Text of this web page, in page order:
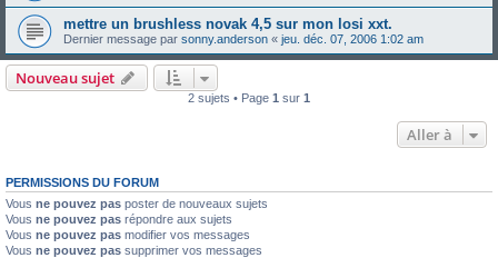
mettre un brushless novak 4,5 sur mon losi xxt.
Dernier message par sonny.anderson « jeu. déc. 07, 2006 1:02 am
Nouveau sujet
2 sujets • Page 1 sur 1
Aller à
PERMISSIONS DU FORUM
Vous ne pouvez pas poster de nouveaux sujets
Vous ne pouvez pas répondre aux sujets
Vous ne pouvez pas modifier vos messages
Vous ne pouvez pas supprimer vos messages